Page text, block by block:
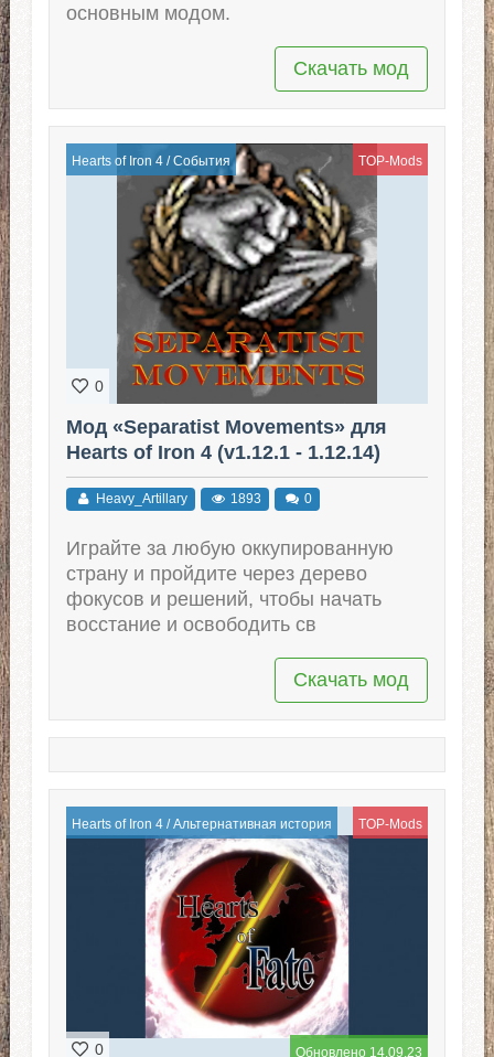
основным модом.
Скачать мод
Hearts of Iron 4/События TOP-Mods
0
Мод «Separatist Movements» для
Hearts of Iron 4 (v1.12.1 - 1.12.14)
Heavy_Artillary 1893 0
Играйте за любую оккупированную
страну и пройдите через дерево
фокусов и решений, чтобы начать
восстание и освободить св
Скачать мод
Hearts of Iron 4/Альтернативная история TOP-Mods
Обновлено 14.09.23
0